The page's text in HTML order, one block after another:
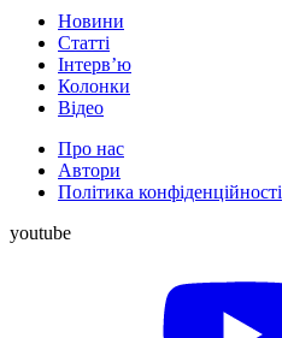
Новини
Статті
Інтерв’ю
Колонки
Відео
Про нас
Автори
Політика конфіденційності
youtube